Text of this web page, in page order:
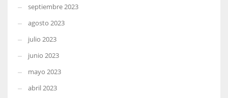
septiembre 2023
agosto 2023
julio 2023
junio 2023
mayo 2023
abril 2023